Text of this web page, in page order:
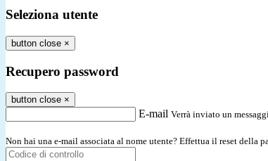
Seleziona utente
button close ×
Recupero password
button close ×
E-mail Verrà inviato un
Non hai una e-mail associata al nome utente? Effettua il reset della